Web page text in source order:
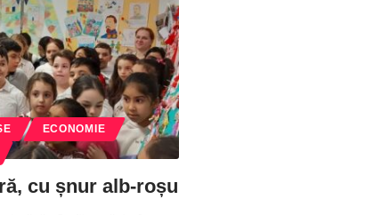
ECONOMIE
cu șnur alb-roșu